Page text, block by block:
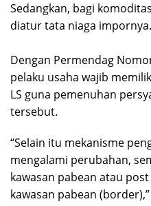
Sedangkan, bagi
diatur tata niaga impornya.
Dengan Permendag
pelaku usaha wajib
LS guna pemenuhan
tersebut.
“Selain itu mekanisme
mengalami perubahan,
kawasan pabean atau
kawasan pabean